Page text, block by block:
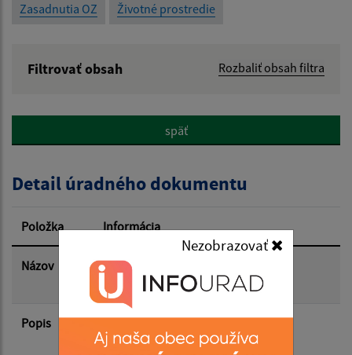
Nezobrazovať
Zasadnutia OZ Životné prostredie
Filtrovať obsah Rozbaliť obsah filtra
Popis:
Dátum zverejnenia od:
Dátum zverejnenia do:
Filtrovať Reset
späť
Detail úradného dokumentu
Položka Informácia
Názov
Vyhlásenie času zvýšeného
nebezpečenstva vzniku požiaru
Popis
Vyhlásenie času zvýšeného
nebezpečenstva vzniku požiaru dňa